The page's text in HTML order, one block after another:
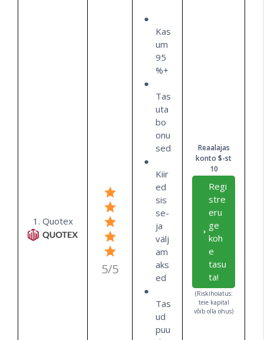
1. Quotex
5/5
Kas
um
95
%+
Tas
uta
bo
onu
sed
Kiir
ed
sis
se-
ja
välj
am
aks
ed
Tas
ud
puu
Reaalajas
konto $-st
10
Regi
stre
eru
ge
koh
e
tasu
ta!
(Riskihoiatus:
teie kapital
võib olla ohus)